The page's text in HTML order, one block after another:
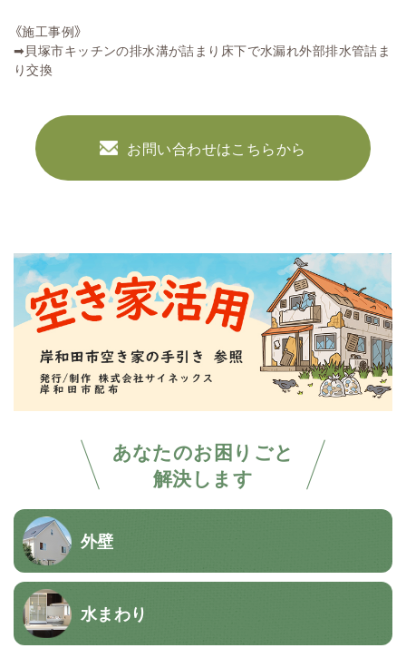
あなたのお困りごと
解決します
外壁
水まわり
《施工事例》
➡貝塚市キッチンの排水溝が詰まり床下で水漏れ外部排水管詰ま
り交換
お問い合わせはこちらから